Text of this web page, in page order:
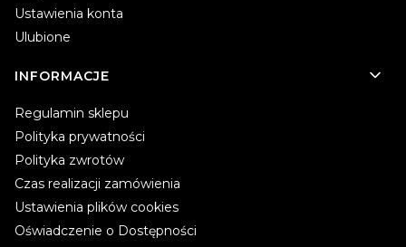
Ustawienia konta
Ulubione
INFORMACJE
Regulamin sklepu
Polityka prywatności
Polityka zwrotów
Czas realizacji zamówienia
Ustawienia plików cookies
Oświadczenie o Dostępności